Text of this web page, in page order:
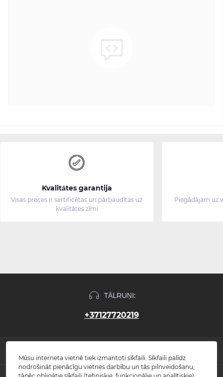
Kvalitātes garantija
Visas preces ir sertificētas un pārbaudītas uz
kvalitātes zīmi
Piegādājam uz
TĀLRUŅI:
+37127720219
Jaunumi
Mūsu interneta vietnē tiek izmantoti sīkfaili. Sīkfaili palīdz
nodrošināt pienācīgu vietnes darbību un tās pilnveidošanu,